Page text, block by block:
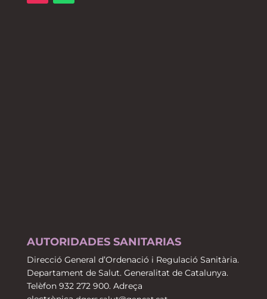
AUTORIDADES SANITARIAS
Direcció General d’Ordenació i Regulació Sanitària.
Departament de Salut. Generalitat de Catalunya.
Telèfon 932 272 900. Adreça